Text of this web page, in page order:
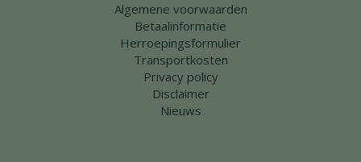
Algemene voorwaarden
Betaalinformatie
Herroepingsformulier
Transportkosten
Privacy policy
Disclaimer
Nieuws